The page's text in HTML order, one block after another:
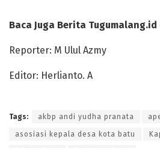
Baca Juga Berita Tugumalang.id
Reporter: M Ulul Azmy
Editor: Herlianto. A
Tags: akbp andi yudha pranata
asosiasi kepala desa kota batu